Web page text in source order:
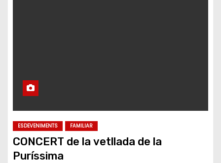
ESDEVENIMENTS FAMILIAR
CONCERT de la vetllada de la
Puríssima